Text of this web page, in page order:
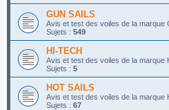
GUN SAILS
Avis et test des voiles de la marque
Sujets : 549
HI-TECH
Avis et test des voiles de la marque
Sujets : 5
HOT SAILS
Avis et test des voiles de la marque
Sujets : 67